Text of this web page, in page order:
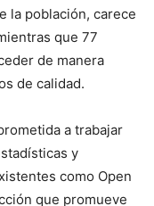
la población, carece
que 77
de manera
de calidad.
a trabajar
y
como Open
que promueve